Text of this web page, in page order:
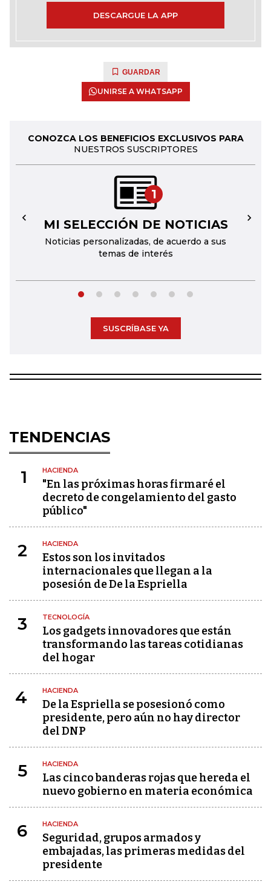
DESCARGUE LA APP
GUARDAR
UNIRSE A WHATSAPP
CONOZCA LOS BENEFICIOS EXCLUSIVOS PARA
NUESTROS SUSCRIPTORES
1
MI SELECCIÓN DE NOTICIAS
Noticias personalizadas, de acuerdo a sus
temas de interés
← →
SUSCRÍBASE YA
TENDENCIAS
1 HACIENDA
"En las próximas horas firmaré el
decreto de congelamiento del gasto
público"
2 HACIENDA
Estos son los invitados
internacionales que llegan a la
posesión de De la Espriella
3 TECNOLOGÍA
Los gadgets innovadores que están
transformando las tareas cotidianas
del hogar
4 HACIENDA
De la Espriella se posesionó como
presidente, pero aún no hay director
del DNP
5 HACIENDA
Las cinco banderas rojas que hereda el
nuevo gobierno en materia económica
6 HACIENDA
Seguridad, grupos armados y
embajadas, las primeras medidas del
presidente